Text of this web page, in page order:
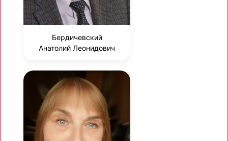
Бердичевский
Анатолий Леонидович